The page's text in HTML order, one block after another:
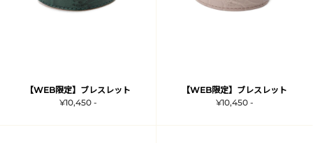
【WEB限定】ブレスレット
¥10,450 -
【WEB限定】ブレスレット
¥10,450 -